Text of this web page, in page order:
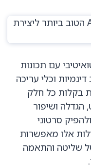
עם תכונות
וכלי עריכה
בקלות כל חלק
ושיפור
סרטוני
אלו מאפשרות
שליטה והתאמה